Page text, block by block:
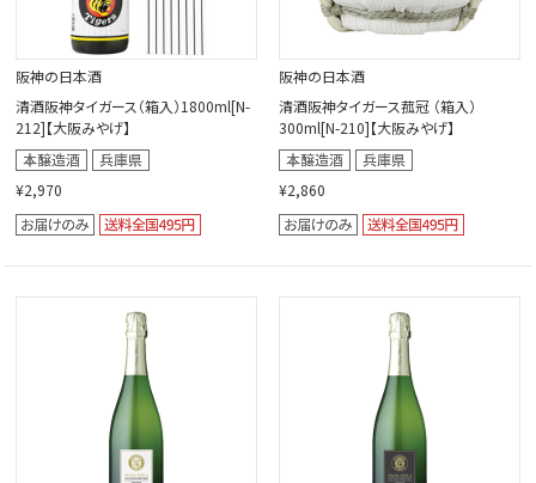
阪神の日本酒
清酒阪神タイガース（箱入）1800ml[N-
212]【大阪みやげ】
¥2,970
阪神の日本酒
清酒阪神タイガース菰冠 （箱入）
300ml[N-210]【大阪みやげ】
¥2,860